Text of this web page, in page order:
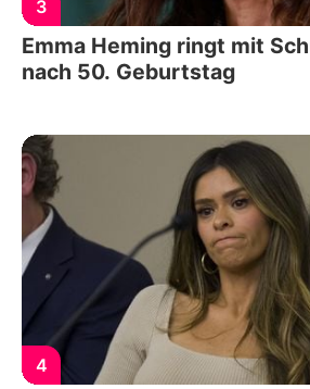
3
Emma Heming ringt mit
nach 50. Geburtstag
4